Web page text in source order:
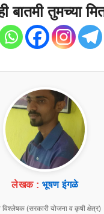
बातमी तुमच्या
लेखक : भूषण इंगळे
(सरकारी योजना व कृषी क्षेत्र)